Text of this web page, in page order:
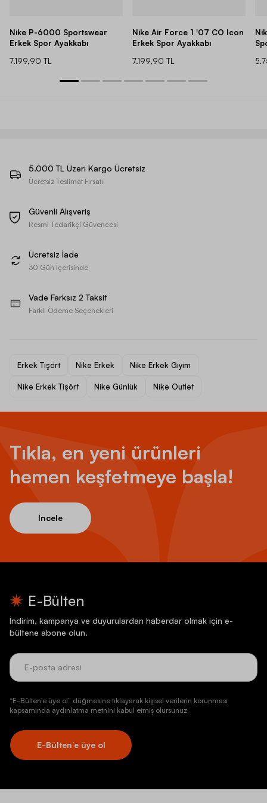
Nike P-6000 Sportswear
Erkek Spor Ayakkabı
7.199,90 TL
Nike Air Force 1 '07 CO Icon
Erkek Spor Ayakkabı
7.199,90 TL
5.000 TL Üzeri Kargo Ücretsiz
Ücretsiz Teslimat Fırsatı
Güvenli Alışveriş
Resmi Tedarikçi Güvencesi
Ücretsiz İade
30 Gün İçerisinde
Vade Farksız 2 Taksit
Farklı Ödeme Seçenekleri
Erkek Tişört Nike Erkek Nike Erkek Giyim
Nike Erkek Tişört Nike Günlük Nike Outlet
Tıkla, en yeni ürünleri
hemen keşfetmeye başla!
İncele
E-Bülten
İndirim, kampanya ve duyurulardan haberdar olmak için e-
bültene abone olun.
“E-Bülten’e üye ol” düğmesine tıklayarak kişisel verilerin korunması
kapsamında aydınlatma metnini kabul etmiş olursunuz.
E-Bülten’e üye ol